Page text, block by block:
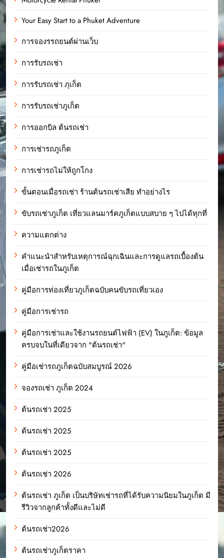
Your Easy Start to a Phuket Adventure
การจองรรถยนต์ผ่านเว็บ
การรับรถเช่า
การรับรถเช่า ภุเก็ต
การรับรถเช่าภูเก็ต
การออกบิล ต้นรถเช่า
การเช่ารถภูเก็ต
การเช่ารถไม่ให้ถูกโกง
ขั้นตอนเมื่อรถเช่า ร้านต้นรถเช่าเสีย ทำอย่างไร
ขับรถเช่าภูเก็ต เที่ยวแลนมาร์คภูเก็ตแบบสบาย ๆ ไปได้ทุกที่
ความแตกต่าง
คำแนะนำสำหรับเหตุการณ์ฉุกเฉินและการดูแลรถเบื้องต้น
เมื่อเช่ารถในภูเก็ต
คู่มือการท่องเที่ยวภูเก็ตฉบับคนขับรถเที่ยวเอง
คู่มือการเช่ารถ
คู่มือการเช่าและใช้งานรถยนต์ไฟฟ้า (EV) ในภูเก็ต: ข้อมูล
ครบจบในที่เดียวจาก "ต้นรถเช่า"
คู่มือเช่ารถภูเก็ตฉบับสมบูรณ์ 2026
จองรถเช่า ภูเก็ต 2024
ต้นรถเช่า 2025
ต้นรถเช่า 2025
ต้นรถเช่า 2025
ต้นรถเช่า 2026
ต้นรถเช่า ภูเก็ต เป็นบริษัทเช่ารถที่ได้รับความนิยมในภูเก็ต มี
รีวิวจากลูกค้าทั้งดีและไม่ดี
ต้นรถเช่า2026
ต้นรถเช่าภูเก็ตราคา